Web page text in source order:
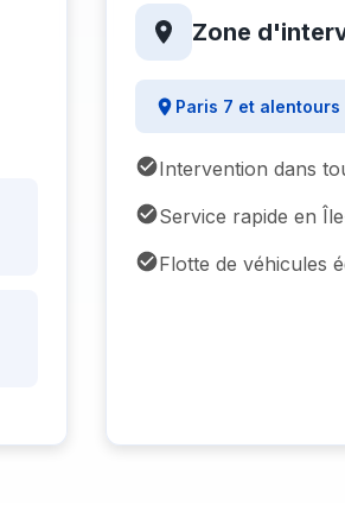
Zone
Paris 7 et alentours
Intervention dans
Service rapide en
Flotte de véhicules